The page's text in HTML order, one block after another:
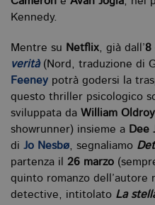
Kennedy.
Mentre su Netflix, già dall’8
verità(Nord, traduzione di
Feeney potrà godersi la
questo thriller psicologico
sviluppata da William
showrunner) insieme a Dee
di Jo Nesbø, segnaliamo
partenza il 26 marzo
quinto romanzo dell’autore
detective, intitolato La